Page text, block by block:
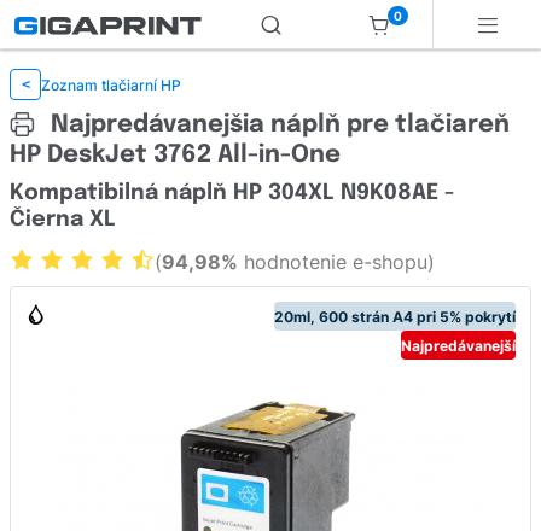
0
< Zoznam tlačiarní HP
Najpredávanejšia náplň pre tlačiareň
HP DeskJet 3762 All-in-One
20ml, 600 strán A4 pri 5% pokrytí
Najpredávanejší
Kompatibilná náplň HP 304XL N9K08AE -
Čierna XL
(94,98% hodnotenie e-shopu)